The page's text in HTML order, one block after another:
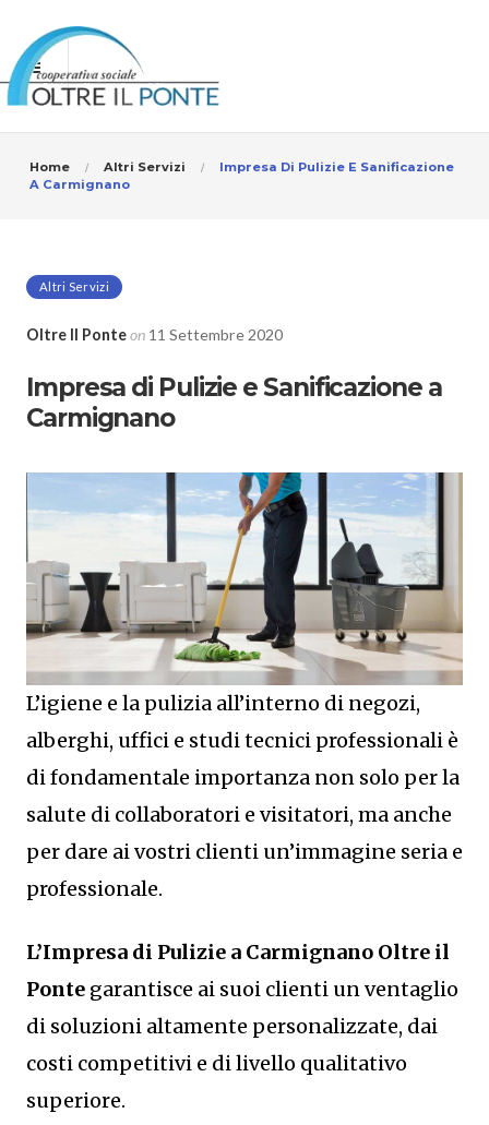
Home Altri Servizi
Impresa Di Pulizie E Sanificazione
A Carmignano
Altri Servizi
Oltre Il Ponteon 11 Settembre 2020
Impresa di Pulizie e Sanificazione a
Carmignano
L’igiene e la pulizia all’interno di negozi,
alberghi, uffici e studi tecnici professionali è
di fondamentale importanza non solo per la
salute di collaboratori e visitatori, ma anche
per dare ai vostri clienti un’immagine seria e
professionale.
L’Impresa di Pulizie a Carmignano Oltre il
Ponte garantisce ai suoi clienti un ventaglio
di soluzioni altamente personalizzate, dai
costi competitivi e di livello qualitativo
superiore.